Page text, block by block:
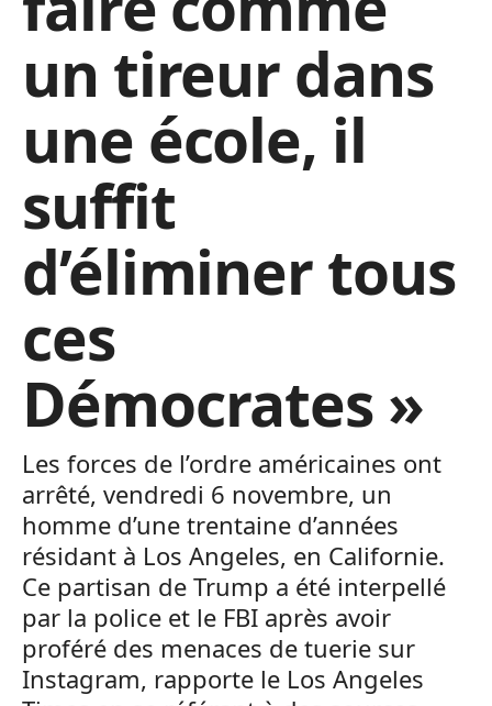
un tireur dans
une école, il
suffit
d’éliminer tous
ces
Démocrates »
Les forces de l’ordre américaines ont
arrêté, vendredi 6 novembre, un
homme d’une trentaine d’années
résidant à Los Angeles, en Californie.
Ce partisan de Trump a été interpellé
par la police et le FBI après avoir
proféré des menaces de tuerie sur
Instagram, rapporte le Los Angeles